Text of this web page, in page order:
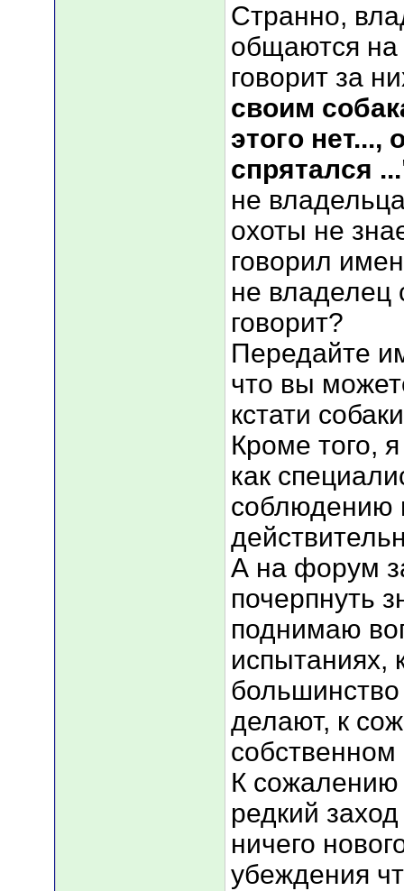
Странно,
общаются
говорит за
своим
этого нет...,
спрятался
не
охоты не
говорил
не владелец
говорит?
Передайте
что вы
кстати
Кроме того,
как
соблюдению
А на форум
почерпнуть
поднимаю
испытаниях,
делают, к
собственном
К сожалению
редкий
ничего
убеждения